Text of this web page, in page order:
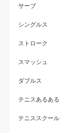
サーブ
シングルス
ストローク
スマッシュ
ダブルス
テニスあるある
テニススクール